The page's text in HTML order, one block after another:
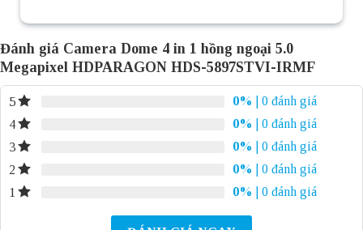
Đánh giá Camera Dome 4 in 1 hồng ngoại 5.0
Megapixel HDPARAGON HDS-5897STVI-IRMF
5 0%
| 0 đánh giá
4
0%
| 0 đánh giá
3
0%
| 0 đánh giá
2
0%
| 0 đánh giá
1
0% | 0 đánh giá